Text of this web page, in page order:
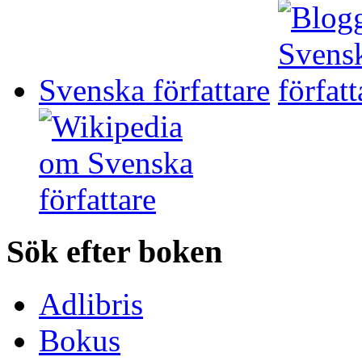
Svenska författare
Sök efter boken
Adlibris
Bokus